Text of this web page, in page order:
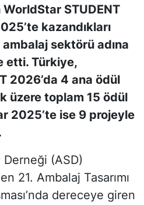
STUDENT
kazandıkları
sektörü adına
etti. Türkiye,
2026’da 4 ana ödül
üzere toplam 15 ödül
2025’te ise 9 projeyle
(ASD)
21. Ambalaj Tasarımı
dereceye giren